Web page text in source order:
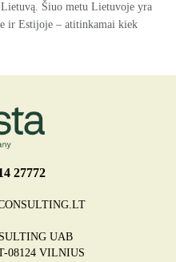
Šiuo metu Lietuvoje yra
ir Estijoje – atitinkamai kiek
27772
UAB
08124 VILNIUS